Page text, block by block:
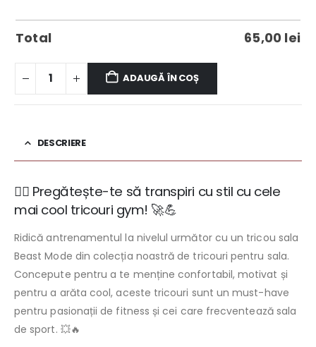
Total 65,00 lei
ADAUGĂ ÎN COȘ
DESCRIERE
🏋️‍♂️ Pregătește-te să transpiri cu stil cu cele
mai cool tricouri gym! 🚀💪
Ridică antrenamentul la nivelul următor cu un tricou sala
Beast Mode din colecția noastră de tricouri pentru sala.
Concepute pentru a te menține confortabil, motivat și
pentru a arăta cool, aceste tricouri sunt un must-have
pentru pasionații de fitness și cei care frecventează sala
de sport. 💥🔥